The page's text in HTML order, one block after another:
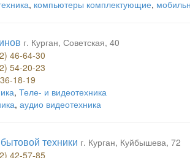
, компьютеры комплектующие,
г. Курган, Советская, 40
46-64-30
54-20-23
18-19
, Теле- и видеотехника
, аудио видеотехника
техники г. Курган, Куйбышева, 72
42-57-85